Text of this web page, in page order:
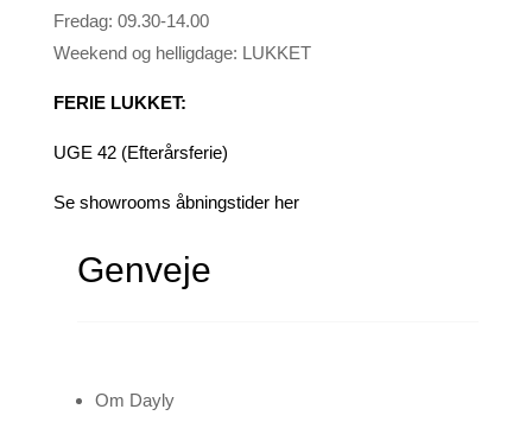
Fredag: 09.30-14.00
Weekend og helligdage: LUKKET
FERIE LUKKET:
UGE 42 (Efterårsferie)
Se showrooms åbningstider her
Genveje
Om Dayly